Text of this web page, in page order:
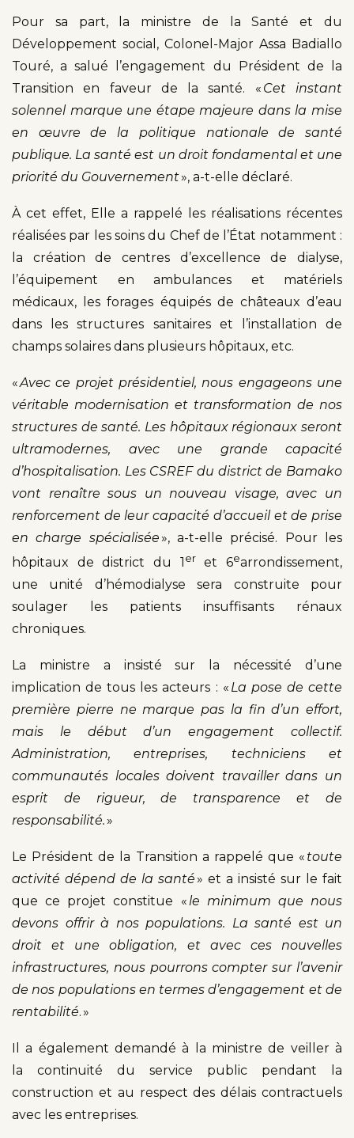
Pour sa part, la ministre de la Santé et du
Développement social, Colonel-Major Assa Badiallo
Touré, a salué l’engagement du Président de la
Transition en faveur de la santé. « Cet instant
solennel marque une étape majeure dans la mise
en œuvre de la politique nationale de santé
publique. La santé est un droit fondamental et une
priorité du Gouvernement», a-t-elle déclaré.
À cet effet, Elle a rappelé les réalisations récentes
réalisées par les soins du Chef de l’État notamment :
la création de centres d’excellence de dialyse,
l’équipement en ambulances et matériels
médicaux, les forages équipés de châteaux d’eau
dans les structures sanitaires et l’installation de
champs solaires dans plusieurs hôpitaux, etc.
«Avec ce projet présidentiel, nous engageons une
véritable modernisation et transformation de nos
structures de santé. Les hôpitaux régionaux seront
ultramodernes, avec une grande capacité
d’hospitalisation. Les CSREF du district de Bamako
vont renaître sous un nouveau visage, avec un
renforcement de leur capacité d’accueil et de prise
en charge spécialisée», a-t-elle précisé. Pour les
hôpitaux de district du 1eret 6earrondissement,
une unité d’hémodialyse sera construite pour
soulager les patients insuffisants rénaux
chroniques.
La ministre a insisté sur la nécessité d’une
implication de tous les acteurs : « La pose de cette
première pierre ne marque pas la fin d’un effort,
mais le début d’un engagement collectif.
Administration, entreprises, techniciens et
communautés locales doivent travailler dans un
esprit de rigueur, de transparence et de
responsabilité.»
Le Président de la Transition a rappelé que « toute
activité dépend de la santé» et a insisté sur le fait
que ce projet constitue «le minimum que nous
devons offrir à nos populations. La santé est un
droit et une obligation, et avec ces nouvelles
infrastructures, nous pourrons compter sur l’avenir
de nos populations en termes d’engagement et de
rentabilité. »
Il a également demandé à la ministre de veiller à
la continuité du service public pendant la
construction et au respect des délais contractuels
avec les entreprises.